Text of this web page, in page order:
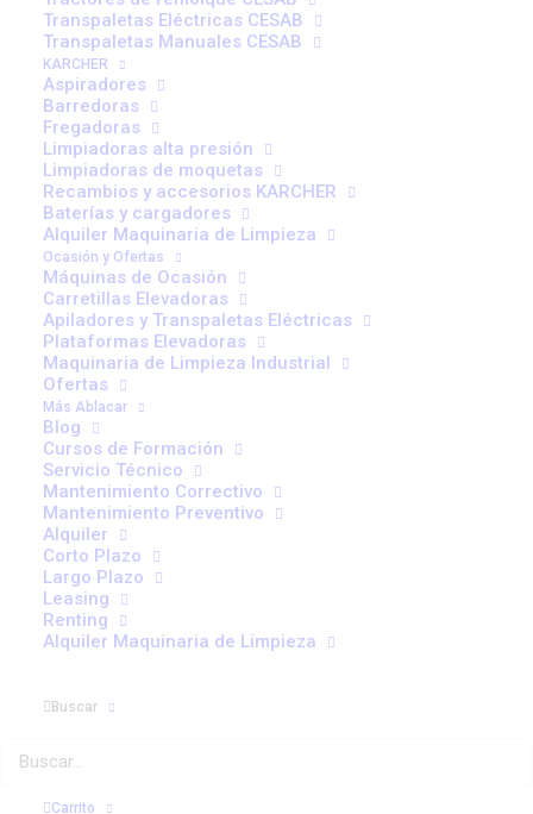
Transpaletas Eléctricas CESAB
Transpaletas Manuales CESAB
KARCHER
Aspiradores
Barredoras
Fregadoras
Limpiadoras alta presión
Limpiadoras de moquetas
Recambios y accesorios KARCHER
Baterías y cargadores
Alquiler Maquinaria de Limpieza
Ocasión y Ofertas
Máquinas de Ocasión
Carretillas Elevadoras
Apiladores y Transpaletas Eléctricas
Plataformas Elevadoras
Maquinaria de Limpieza Industrial
Ofertas
Más Ablacar
Blog
Cursos de Formación
Servicio Técnico
Mantenimiento Correctivo
Mantenimiento Preventivo
Alquiler
Corto Plazo
Largo Plazo
Leasing
Renting
Alquiler Maquinaria de Limpieza
Buscar
Carrito
elementos finitos con simulación por computadora para
lograr las mejores soluciones de diseño para nuestros
mástiles.
Gracias al IMD, CESAB proporciona los niveles líderes en
la industria en visibilidad y rendimiento.
Entre otras ventajas de Intelligent Mast Design:
Alta resistencia y rigidez.
Bajo mantenimiento.
Bajo consumo de energia
Visibilidad superior hacia adelante.
Funcionamiento suave
Mayor durabilidad
Productividad.
Aplicando el concepto de IMD al diseño de cada uno de
los camiones, individualmente, CESAB ha creado una
gama de carretillas elevadoras que proporcionan un
rendimiento excepcional.
El diseño incluye toda una serie de especificaciones que
seguridad de los operadores, y proporcionan menos